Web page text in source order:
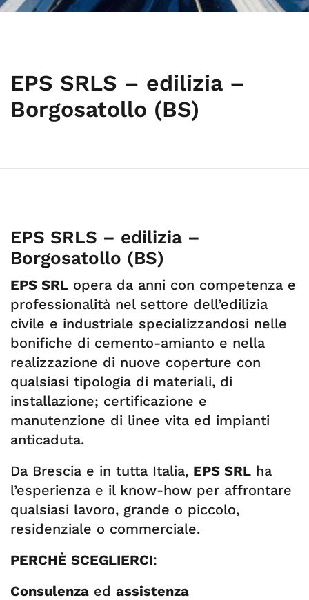
EPS SRLS – edilizia –
Borgosatollo (BS)
EPS SRLS – edilizia –
Borgosatollo (BS)
EPS SRL opera da anni con competenza e
professionalità nel settore dell’edilizia
civile e industriale specializzandosi nelle
bonifiche di cemento-amianto e nella
realizzazione di nuove coperture con
qualsiasi tipologia di materiali, di
installazione; certificazione e
manutenzione di linee vita ed impianti
anticaduta.
Da Brescia e in tutta Italia, EPS SRL ha
l’esperienza e il know-how per affrontare
qualsiasi lavoro, grande o piccolo,
residenziale o commerciale.
PERCHÈ SCEGLIERCI:
Consulenza ed assistenza